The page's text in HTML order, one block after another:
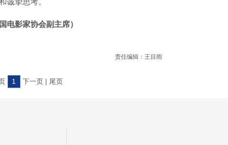
诚挚思考。
电影家协会副主席）
责任编辑：王目雨
1 下一页 | 尾页